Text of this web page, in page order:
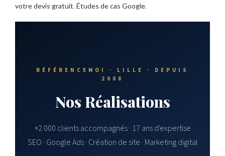
votre devis gratuit. Études de cas Google.
RÉFÉRENCEMOI · LILLE · DEPUIS
2008
Nos Réalisations
+2 000 clients accompagnés · 17 ans d'expertise
SEO · Google Ads · Création de site · Marketing digital